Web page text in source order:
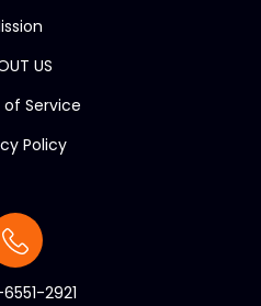
US
Service
Policy
2921